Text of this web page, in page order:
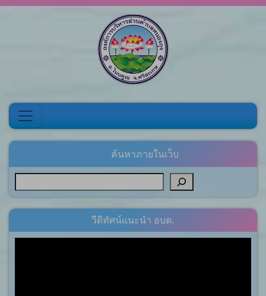
ค้นหาภายในเว็บ
วีดีทัศน์แนะนำ อบต.